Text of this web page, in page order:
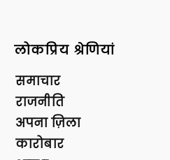
लोकप्रिय श्रेणियां
समाचार
राजनीति
अपना ज़िला
कारोबार